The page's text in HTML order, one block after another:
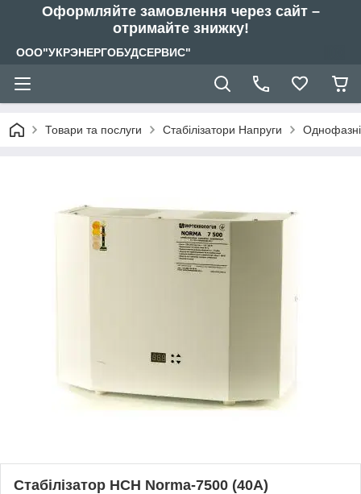
Оформляйте замовлення через сайт –
отримайте знижку!
ООО"УКРЭНЕРГОБУДСЕРВИС"
Товари та послуги Стабілізатори Напруги Однофазні
Стабілізатор НСН Norma-7500 (40А)